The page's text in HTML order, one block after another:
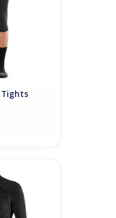
Tights
Shirt Regular